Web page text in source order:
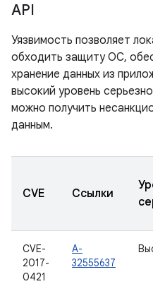
API
Уязвимость позволяет
обходить защиту ОС,
хранение данных из
высокий уровень
можно получить
данным.
CVE Ссылки
CVE-
2017-
0421
A-
32555637